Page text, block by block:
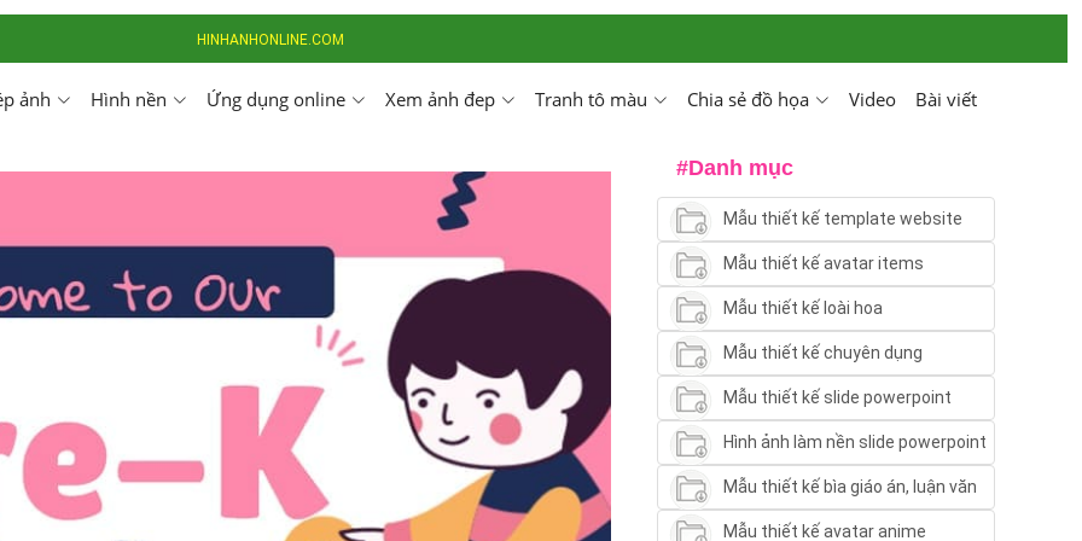
HINHANHONLINE.COM
ảnh Hình nền Ứng dụng online Xem ảnh đep Tranh tô màu Chia sẻ đồ họa Video Bài viết
#Danh mục
Mẫu thiết kế template website
Mẫu thiết kế avatar items
Mẫu thiết kế loài hoa
Mẫu thiết kế chuyên dụng
Mẫu thiết kế slide powerpoint
Hình ảnh làm nền slide powerpoint
Mẫu thiết kế bìa giáo án, luận văn
Mẫu thiết kế avatar anime